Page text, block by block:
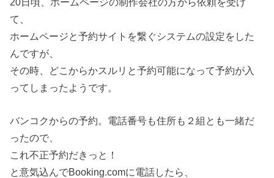
て、
ホームページと予約サイトを繋ぐシステムの設定をした
んですが、
その時、どこからかスルリと予約可能になって予約が入
ってしまったようです。
バンコクからの予約。電話番号も住所も２組とも一緒だ
ったので、
これ不正予約だきっと！
と意気込んでBooking.comに電話したら、